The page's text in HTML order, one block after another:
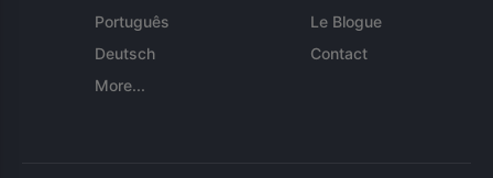
Português
Deutsch
More...
Le Blogue
Contact